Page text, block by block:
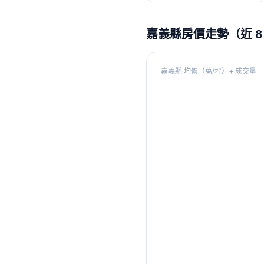
嘉義縣房價走勢（近
嘉義縣 均價（萬/坪）+ 成交量